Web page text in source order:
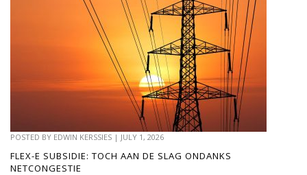
POSTED BY EDWIN KERSSIES | JULY 1, 2026
FLEX-E SUBSIDIE: TOCH AAN DE SLAG ONDANKS
NETCONGESTIE